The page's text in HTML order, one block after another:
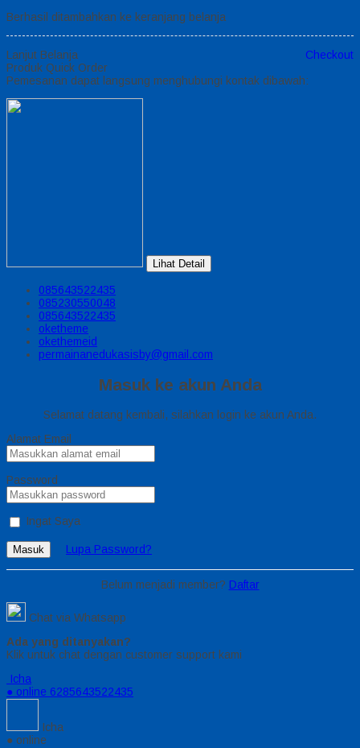
Berhasil ditambahkan ke keranjang belanja
Lanjut Belanja
Checkout
Produk Quick Order
Pemesanan dapat langsung menghubungi kontak dibawah:
Lihat Detail
085643522435
085230550048
085643522435
oketheme
okethemeid
permainanedukasisby@gmail.com
Masuk ke akun Anda
Selamat datang kembali, silahkan login ke akun Anda.
Alamat Email
Password
Ingat Saya
Masuk Lupa Password?
Belum menjadi member? Daftar
Chat via Whatsapp
Ada yang ditanyakan?
Klik untuk chat dengan customer support kami
Icha
● online 6285643522435
Icha
● online